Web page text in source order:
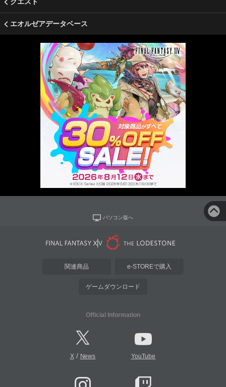
エオルゼアデータベース
パソコン版へ
関連商品 e-STOREで購入
ゲームダウンロード
Official Information
X/ News YouTube